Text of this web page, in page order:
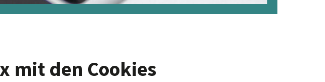
mit den Cookies